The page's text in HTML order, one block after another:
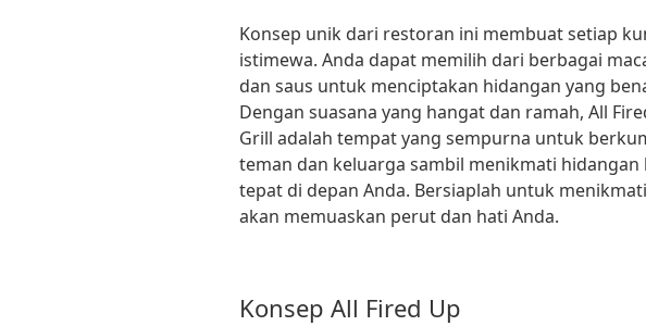
Konsep unik dari restoran ini membuat setiap
istimewa. Anda dapat memilih dari berbagai
dan saus untuk menciptakan hidangan yang
Dengan suasana yang hangat dan ramah, All
Grill adalah tempat yang sempurna untuk
teman dan keluarga sambil menikmati hidangan
tepat di depan Anda. Bersiaplah untuk
akan memuaskan perut dan hati Anda.
Konsep All Fired Up